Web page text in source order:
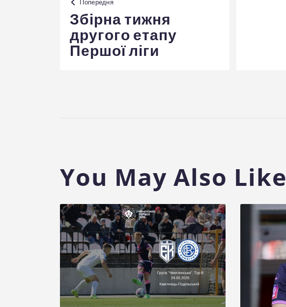
записів
Попередня
Збірна тижня
другого етапу
Першої ліги
You May Also Like